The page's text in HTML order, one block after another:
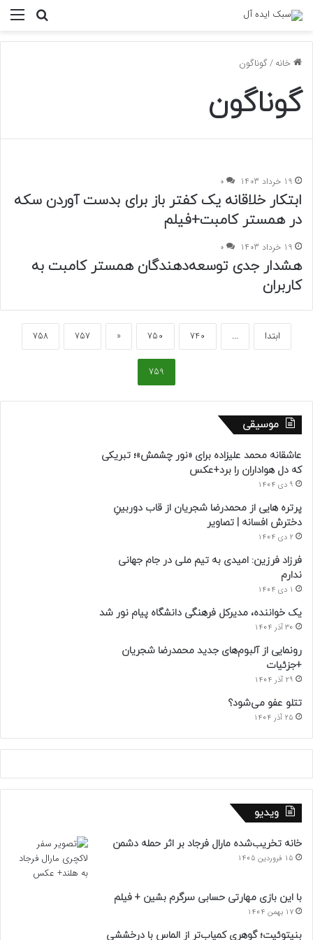
خانه/گوناگون
گوناگون
19 خرداد 1403 0
ابتکار خلاقانه یک کفتر باز برای بدست آوردن سکه
در همستر کامبت+فیلم
19 خرداد 1403 0
هشدار جدی توسعه‌دهندگان همستر کامبت به
کاربران
ابتدا ...
740
750
«
757
758
759
موسیقی
عاشقانه محمد علیزاده برای «نور چشمش»؛ تبریکی
که دل هواداران را برد+عکس
9 دی 1404
پرتره هایی از محمدرضا شجریان از قاب دوربینِ
دخترش افسانه | تصاویر
2 دی 1404
فرزاد فرزین: امیدی به تیم ملی در جام جهانی
ندارم
1 دی 1404
یک خواننده، مدیرکل فرهنگی دانشگاه پیام نور شد
30 آذر 1404
رونمایی از آلبوم‌های جدید محمدرضا شجریان
+جزئیات
29 آذر 1404
تتلو عفو می‌شود؟
25 آذر 1404
ویدیو
خانه تخریب‌شده مارال فرجاد بر اثر حمله دشمن
15 فروردین 1405
با این بازی مهارتی حسابی سرگرم بشین + فیلم
17 بهمن 1404
بنیتوئیت؛ گوهری کمیاب‌تر از الماس با درخششی